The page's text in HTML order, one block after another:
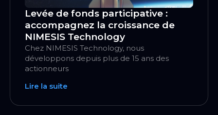
Levée de fonds participative :
accompagnez la croissance de
NIMESIS Technology
Chez NIMESIS Technology, nous
développons depuis plus de 15 ans des
actionneurs
Lire la suite